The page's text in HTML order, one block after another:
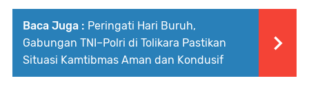
Baca Juga : Peringati Hari Buruh,
Gabungan TNI–Polri di Tolikara Pastikan
Situasi Kamtibmas Aman dan Kondusif